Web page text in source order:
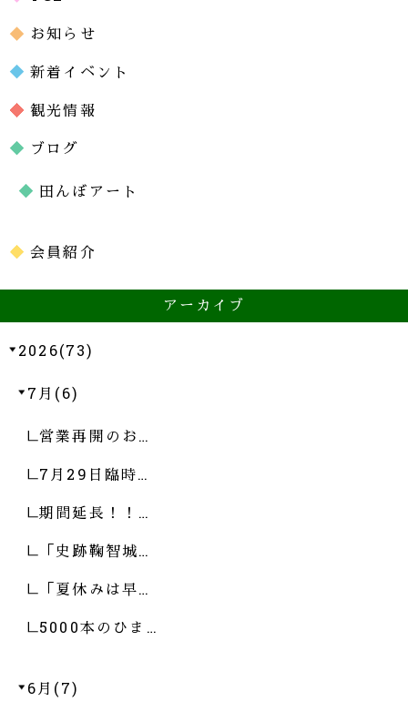
お知らせ
新着イベント
観光情報
ブログ
田んぼアート
会員紹介
アーカイブ
2026(73)
7月(6)
営業再開のお…
7月29日臨時…
期間延長！！…
「史跡鞠智城…
「夏休みは早…
5000本のひま…
6月(7)